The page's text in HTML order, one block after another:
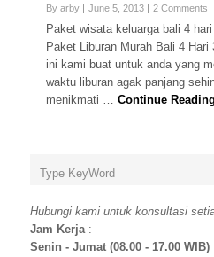
By arby June 5, 2013 2 Comments
Paket wisata keluarga bali 4
Paket Liburan Murah Bali 4 Hari
ini kami buat untuk anda yang
waktu liburan agak panjang
menikmati …Continue
Hubungi kami untuk konsultasi
Jam Kerja:
Senin - Jumat (08.00 - 17.00 WIB)